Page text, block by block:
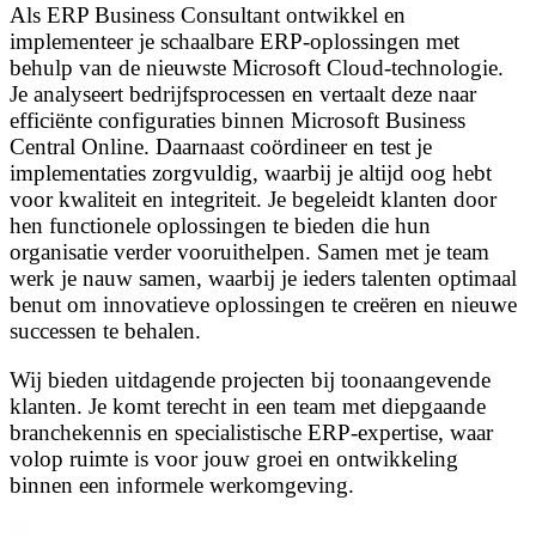
Als ERP Business Consultant ontwikkel en
implementeer je schaalbare ERP-oplossingen met
behulp van de nieuwste Microsoft Cloud-technologie.
Je analyseert bedrijfsprocessen en vertaalt deze naar
efficiënte configuraties binnen Microsoft Business
Central Online. Daarnaast coördineer en test je
implementaties zorgvuldig, waarbij je altijd oog hebt
voor kwaliteit en integriteit. Je begeleidt klanten door
hen functionele oplossingen te bieden die hun
organisatie verder vooruithelpen. Samen met je team
werk je nauw samen, waarbij je ieders talenten optimaal
benut om innovatieve oplossingen te creëren en nieuwe
successen te behalen.
Wij bieden uitdagende projecten bij toonaangevende
klanten. Je komt terecht in een team met diepgaande
branchekennis en specialistische ERP-expertise, waar
volop ruimte is voor jouw groei en ontwikkeling
binnen een informele werkomgeving.